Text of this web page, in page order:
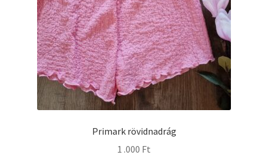
Primark rövidnadrág
1 .000 Ft